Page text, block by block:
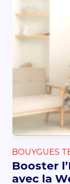
BOUYGUES
Booster
avec la